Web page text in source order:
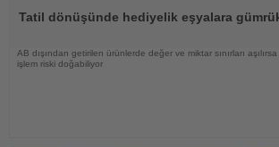
Tatil dönüşünde hediyelik eşyalara gümrük
AB dışından getirilen ürünlerde değer ve miktar sınırları
işlem riski doğabiliyor